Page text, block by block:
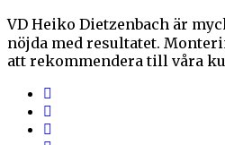
VD Heiko Dietzenbach är
nöjda med resultatet.
att rekommendera till våra